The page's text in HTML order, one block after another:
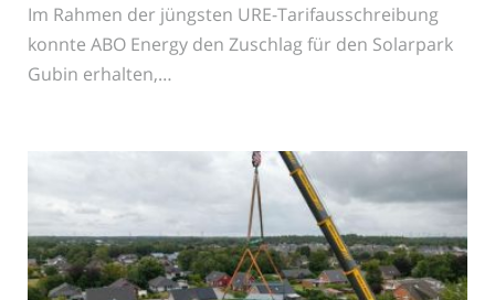
Im Rahmen der jüngsten URE-Tarifausschreibung
konnte ABO Energy den Zuschlag für den Solarpark
Gubin erhalten,…